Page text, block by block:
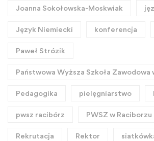
Joanna Sokołowska-Moskwiak
Język Niemiecki konferencja
Paweł Strózik
Państwowa Wyższa Szkoła Zawodowa
Pedagogika pielęgniarstwo
pwsz racibórz PWSZ w Raciborzu
Rekrutacja Rektor